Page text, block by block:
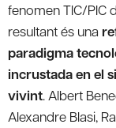
fenomen TIC/PIC
resultant és una
paradigma
incrustada en el
vivint. Albert
Alexandre Blasi,